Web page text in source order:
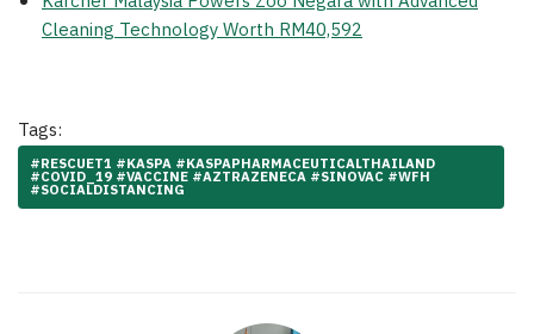
Cleaning Technology Worth RM40,592
Tags:
#RESCUET1 #KASPA #KASPAPHARMACEUTICALTHAILAND
#COVID_19 #VACCINE #AZTRAZENECA #SINOVAC #WFH
#SOCIALDISTANCING